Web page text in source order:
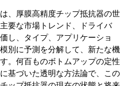
、厚膜高精度チップ抵抗器の世
要な市場トレンド、ドライバ
し、タイプ、アプリケーショ
別に予測を分解して、新たな機
。何百ものボトムアップの定性
基づいた透明な方法論で、この